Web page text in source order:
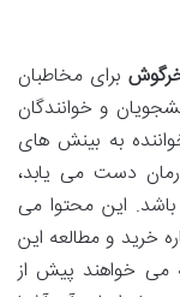
برای مخاطبان
و خوانندگان
به بینش های
دست می یابد،
باشد. این محتوا می
خرید و مطالعه این
می خواهند پیش از